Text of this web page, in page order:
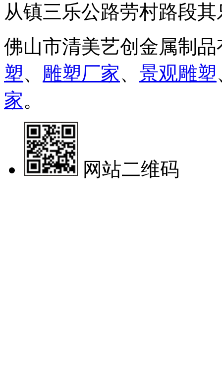
从镇三乐公路劳村路段
佛山市清美艺创金属制
塑、 雕塑厂家、 景观雕塑
家。
网站二维码